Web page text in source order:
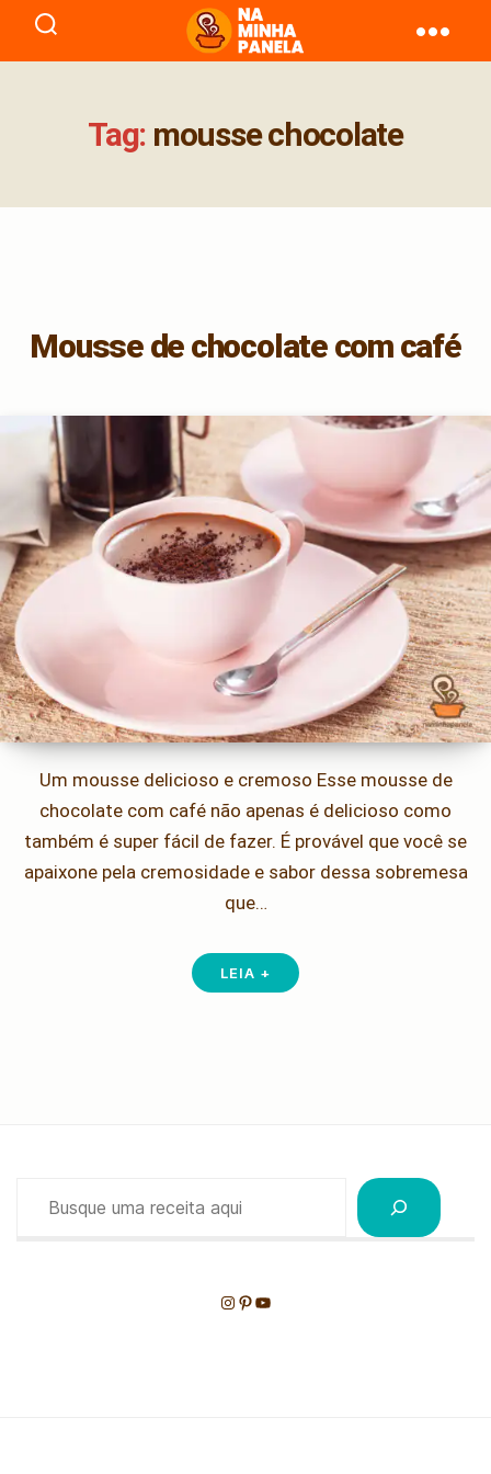
naminhapanela.com
Tag: mousse chocolate
Mousse de chocolate com café
Um mousse delicioso e cremoso Esse mousse de
chocolate com café não apenas é delicioso como
também é super fácil de fazer. É provável que você se
apaixone pela cremosidade e sabor dessa sobremesa
que…
LEIA +
Instagram
Pinterest
Youtube